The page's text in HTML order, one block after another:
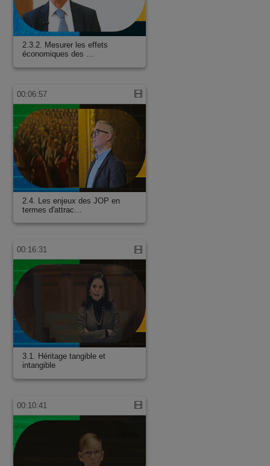
2.3.2. Mesurer les effets
économiques des …
00:06:57
2.4. Les enjeux des JOP en
termes d'attrac…
00:16:31
3.1. Héritage tangible et
intangible
00:10:41